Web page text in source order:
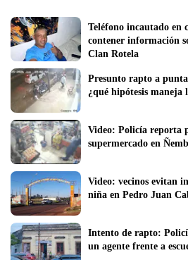
Teléfono incautado en
contener información
Presunto rapto a
¿qué hipótesis maneja
Video: Policía reporta
supermercado en
Video: vecinos evitan
niña en Pedro Juan
Intento de rapto:
un agente frente a